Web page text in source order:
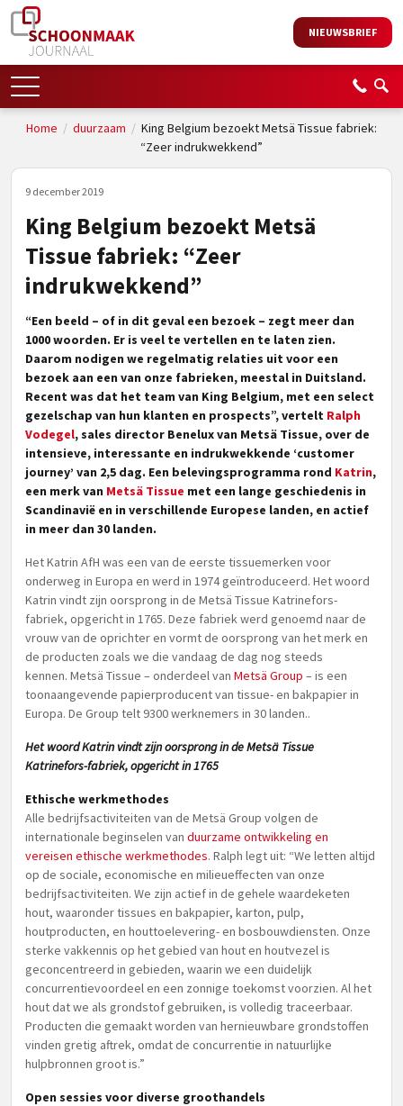
NIEUWSBRIEF
Home / duurzaam / King Belgium bezoekt Metsä Tissue fabriek:
“Zeer indrukwekkend”
9 december 2019
King Belgium bezoekt Metsä
Tissue fabriek: “Zeer
indrukwekkend”
“Een beeld – of in dit geval een bezoek – zegt meer dan
1000 woorden. Er is veel te vertellen en te laten zien.
Daarom nodigen we regelmatig relaties uit voor een
bezoek aan een van onze fabrieken, meestal in Duitsland.
Recent was dat het team van King Belgium, met een select
gezelschap van hun klanten en prospects”, vertelt Ralph
Vodegel, sales director Benelux van Metsä Tissue, over de
intensieve, interessante en indrukwekkende ‘customer
journey’ van 2,5 dag. Een belevingsprogramma rond Katrin,
een merk van Metsä Tissue met een lange geschiedenis in
Scandinavië en in verschillende Europese landen, en actief
in meer dan 30 landen.
Het Katrin AfH was een van de eerste tissuemerken voor
onderweg in Europa en werd in 1974 geïntroduceerd. Het woord
Katrin vindt zijn oorsprong in de Metsä Tissue Katrinefors-
fabriek, opgericht in 1765. Deze fabriek werd genoemd naar de
vrouw van de oprichter en vormt de oorsprong van het merk en
de producten zoals we die vandaag de dag nog steeds
kennen. Metsä Tissue – onderdeel van Metsä Group – is een
toonaangevende papierproducent van tissue- en bakpapier in
Europa. De Group telt 9300 werknemers in 30 landen..
Het woord Katrin vindt zijn oorsprong in de Metsä Tissue
Katrinefors-fabriek, opgericht in 1765
Ethische werkmethodes
Alle bedrijfsactiviteiten van de Metsä Group volgen de
internationale beginselen van duurzame ontwikkeling en
vereisen ethische werkmethodes. Ralph legt uit: “We letten altijd
op de sociale, economische en milieueffecten van onze
bedrijfsactiviteiten. We zijn actief in de gehele waardeketen
hout, waaronder tissues en bakpapier, karton, pulp,
houtproducten, en houttoelevering- en bosbouwdiensten. Onze
sterke vakkennis op het gebied van hout en houtvezel is
geconcentreerd in gebieden, waarin we een duidelijk
concurrentievoordeel en een zonnige toekomst voorzien. Al het
hout dat we als grondstof gebruiken, is volledig traceerbaar.
Producten die gemaakt worden van hernieuwbare grondstoffen
vinden gretig aftrek, omdat de concurrentie in natuurlijke
hulpbronnen groot is.”
Open sessies voor diverse groothandels